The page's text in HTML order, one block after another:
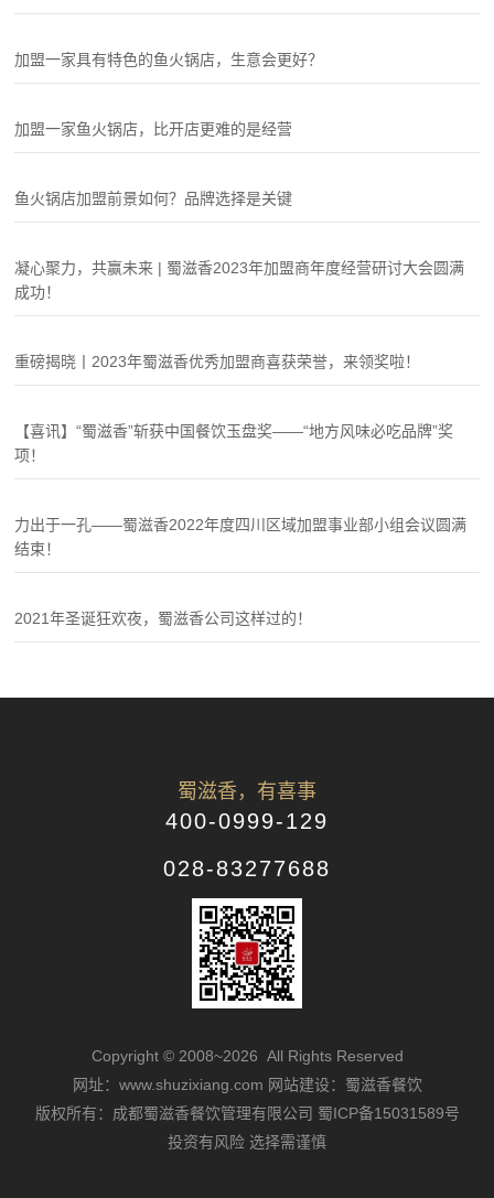
加盟一家具有特色的鱼火锅店，生意会更好？
加盟一家鱼火锅店，比开店更难的是经营
鱼火锅店加盟前景如何？品牌选择是关键
凝心聚力，共赢未来 | 蜀滋香2023年加盟商年度经营研讨大会圆满
成功！
重磅揭晓丨2023年蜀滋香优秀加盟商喜获荣誉，来领奖啦！
【喜讯】“蜀滋香”斩获中国餐饮玉盘奖——“地方风味必吃品牌”奖
项！
力出于一孔——蜀滋香2022年度四川区域加盟事业部小组会议圆满
结束！
2021年圣诞狂欢夜，蜀滋香公司这样过的！
蜀滋香，有喜事
400-0999-129
028-83277688
Copyright © 2008~2026 All Rights Reserved
网址：www.shuzixiang.com 网站建设：蜀滋香餐饮
版权所有：成都蜀滋香餐饮管理有限公司 蜀ICP备15031589号
投资有风险 选择需谨慎